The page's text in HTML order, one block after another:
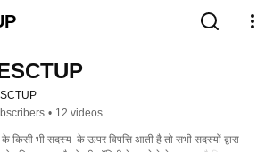
• 12 videos
किसी भी सदस्य  के ऊपर विपत्ति आती है तो सभी सदस्यों द्वारा